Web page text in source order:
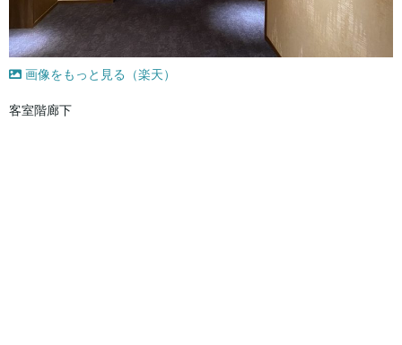
画像をもっと見る（楽天）
客室階廊下